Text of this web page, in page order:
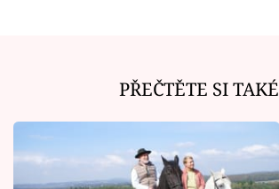
PŘEČTĚTE SI TAKÉ